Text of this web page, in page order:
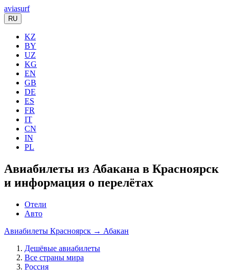
aviasurf
RU
KZ
BY
UZ
KG
EN
GB
DE
ES
FR
IT
CN
IN
PL
Авиабилеты из Абакана в Красноярск
и информация о перелётах
Отели
Авто
Авиабилеты Красноярск → Абакан
Дешёвые авиабилеты
Все страны мира
Россия